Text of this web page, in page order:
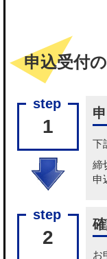
申込受付
1
下
締
申
2
お